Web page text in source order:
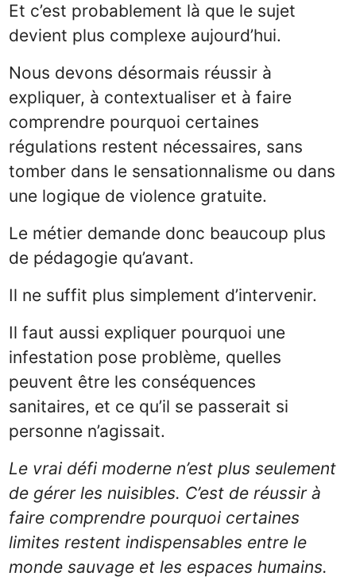
Et c’est probablement là que le sujet
devient plus complexe aujourd’hui.
Nous devons désormais réussir à
expliquer, à contextualiser et à faire
comprendre pourquoi certaines
régulations restent nécessaires, sans
tomber dans le sensationnalisme ou dans
une logique de violence gratuite.
Le métier demande donc beaucoup plus
de pédagogie qu’avant.
Il ne suffit plus simplement d’intervenir.
Il faut aussi expliquer pourquoi une
infestation pose problème, quelles
peuvent être les conséquences
sanitaires, et ce qu’il se passerait si
personne n’agissait.
Le vrai défi moderne n’est plus seulement
de gérer les nuisibles. C’est de réussir à
faire comprendre pourquoi certaines
limites restent indispensables entre le
monde sauvage et les espaces humains.